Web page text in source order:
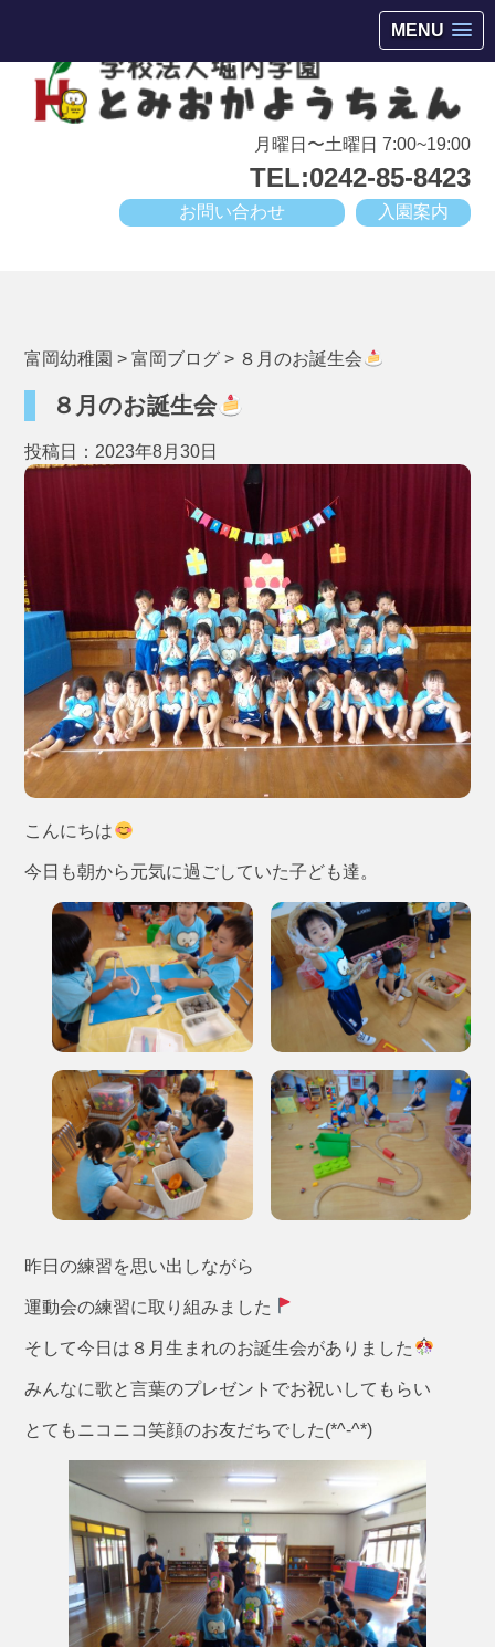
MENU
月曜日〜土曜日 7:00~19:00
TEL:0242-85-8423
入園案内
お問い合わせ
富岡幼稚園 >富岡ブログ > ８月のお誕生会
８月のお誕生会
投稿日：2023年8月30日
こんにちは
今日も朝から元気に過ごしていた子ども達。
昨日の練習を思い出しながら
運動会の練習に取り組みました
そして今日は８月生まれのお誕生会がありました
みんなに歌と言葉のプレゼントでお祝いしてもらい
とてもニコニコ笑顔のお友だちでした(*^-^*)